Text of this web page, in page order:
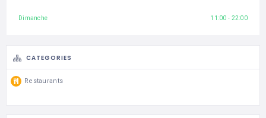
Dimanche 11:00 - 22:00
CATEGORIES
Restaurants